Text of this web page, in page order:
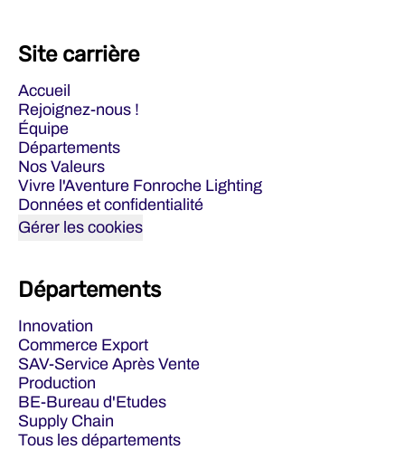
Site carrière
Accueil
Rejoignez-nous !
Équipe
Départements
Nos Valeurs
Vivre l'Aventure Fonroche Lighting
Données et confidentialité
Gérer les cookies
Départements
Innovation
Commerce Export
SAV-Service Après Vente
Production
BE-Bureau d'Etudes
Supply Chain
Tous les départements